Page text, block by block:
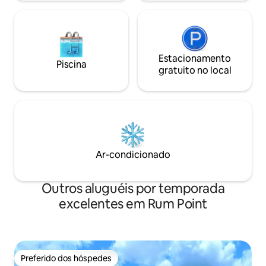
Piscina
Estacionamento
gratuito no local
Ar-condicionado
Outros aluguéis por temporada
excelentes em Rum Point
Preferido dos hóspedes
Preferido dos hóspedes